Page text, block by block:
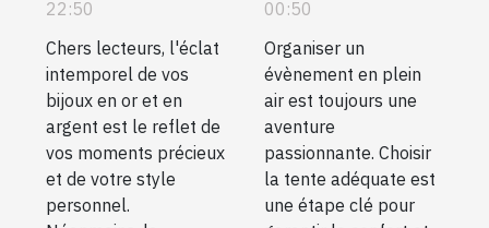
d'oreilles en or
et en argent
22:50
Chers lecteurs, l'éclat
intemporel de vos
bijoux en or et en
argent est le reflet de
vos moments précieux
et de votre style
personnel.
votre prochain
évènement en
plein air
00:50
Organiser un
évènement en plein
air est toujours une
aventure
passionnante. Choisir
la tente adéquate est
une étape clé pour